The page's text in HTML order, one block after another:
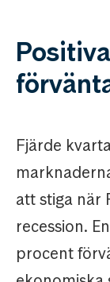
Fjärde
att stiga när
recession.
procent